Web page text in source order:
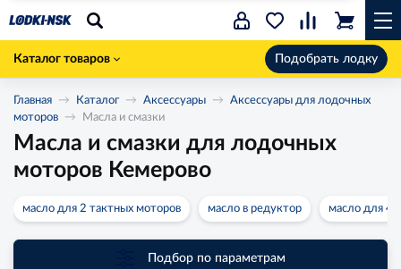
Каталог товаров Подобрать лодку
Главная Каталог Аксессуары
Аксессуары для лодочных
моторов
Масла и смазки
Масла и смазки для лодочных
моторов Кемерово
масло для 2 тактных моторов масло в редуктор масло для 4
Подбор по параметрам